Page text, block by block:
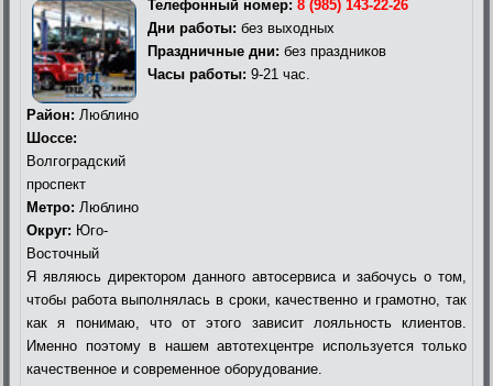
Телефонный номер: 8 (985) 143-22-26
Дни работы: без выходных
Праздничные дни: без праздников
Часы работы: 9-21 час.
Район: Люблино
Шоссе:
Волгоградский
проспект
Метро: Люблино
Округ: Юго-
Восточный
Я являюсь директором данного автосервиса и забочусь о том,
чтобы работа выполнялась в сроки, качественно и грамотно, так
как я понимаю, что от этого зависит лояльность клиентов.
Именно поэтому в нашем автотехцентре используется только
качественное и современное оборудование.